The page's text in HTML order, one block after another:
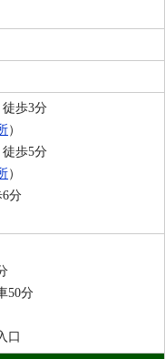
歩3分
）
歩5分
）
分
50分
口